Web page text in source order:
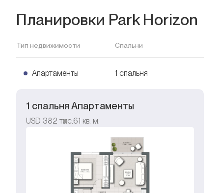
Планировки Park Horizon
Тип недвижимости Спальни
Апартаменты 1 спальня
1 спальня Апартаменты
USD 382 тыс.61 кв. м.